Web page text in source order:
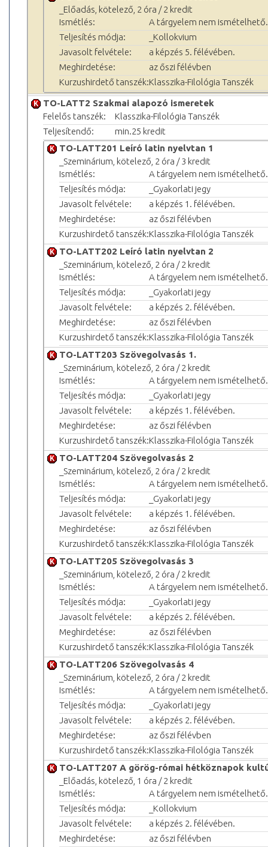
_Előadás, kötelező, 2 óra / 2 kredit
Ismétlés:
A tárgyelem nem ismételhető.
Teljesítés módja:
_Kollokvium
Javasolt felvétele:
a képzés 5. félévében.
Meghirdetése:
az őszi félévben
Kurzushirdető tanszék:Klasszika-Filológia Tanszék
TO-LATT2 Szakmai alapozó ismeretek
Felelős tanszék:
Klasszika-Filológia Tanszék
Teljesítendő:
min.25 kredit
TO-LATT201 Leíró latin nyelvtan 1
_Szeminárium, kötelező, 2 óra / 3 kredit
Ismétlés:
A tárgyelem nem ismételhető.
Teljesítés módja:
_Gyakorlati jegy
Javasolt felvétele:
a képzés 1. félévében.
Meghirdetése:
az őszi félévben
Kurzushirdető tanszék:Klasszika-Filológia Tanszék
TO-LATT202 Leíró latin nyelvtan 2
_Szeminárium, kötelező, 2 óra / 2 kredit
Ismétlés:
A tárgyelem nem ismételhető.
Teljesítés módja:
_Gyakorlati jegy
Javasolt felvétele:
a képzés 2. félévében.
Meghirdetése:
az őszi félévben
Kurzushirdető tanszék:Klasszika-Filológia Tanszék
TO-LATT203 Szövegolvasás 1.
_Szeminárium, kötelező, 2 óra / 2 kredit
Ismétlés:
A tárgyelem nem ismételhető.
Teljesítés módja:
_Gyakorlati jegy
Javasolt felvétele:
a képzés 1. félévében.
Meghirdetése:
az őszi félévben
Kurzushirdető tanszék:Klasszika-Filológia Tanszék
TO-LATT204 Szövegolvasás 2
_Szeminárium, kötelező, 2 óra / 2 kredit
Ismétlés:
A tárgyelem nem ismételhető.
Teljesítés módja:
_Gyakorlati jegy
Javasolt felvétele:
a képzés 1. félévében.
Meghirdetése:
az őszi félévben
Kurzushirdető tanszék:Klasszika-Filológia Tanszék
TO-LATT205 Szövegolvasás 3
_Szeminárium, kötelező, 2 óra / 2 kredit
Ismétlés:
A tárgyelem nem ismételhető.
Teljesítés módja:
_Gyakorlati jegy
Javasolt felvétele:
a képzés 2. félévében.
Meghirdetése:
az őszi félévben
Kurzushirdető tanszék:Klasszika-Filológia Tanszék
TO-LATT206 Szövegolvasás 4
_Szeminárium, kötelező, 2 óra / 2 kredit
Ismétlés:
A tárgyelem nem ismételhető.
Teljesítés módja:
_Gyakorlati jegy
Javasolt felvétele:
a képzés 2. félévében.
Meghirdetése:
az őszi félévben
Kurzushirdető tanszék:Klasszika-Filológia Tanszék
TO-LATT207 A görög-római hétköznapok
_Előadás, kötelező, 1 óra / 2 kredit
Ismétlés:
A tárgyelem nem ismételhető.
Teljesítés módja:
_Kollokvium
Javasolt felvétele:
a képzés 2. félévében.
Meghirdetése:
az őszi félévben